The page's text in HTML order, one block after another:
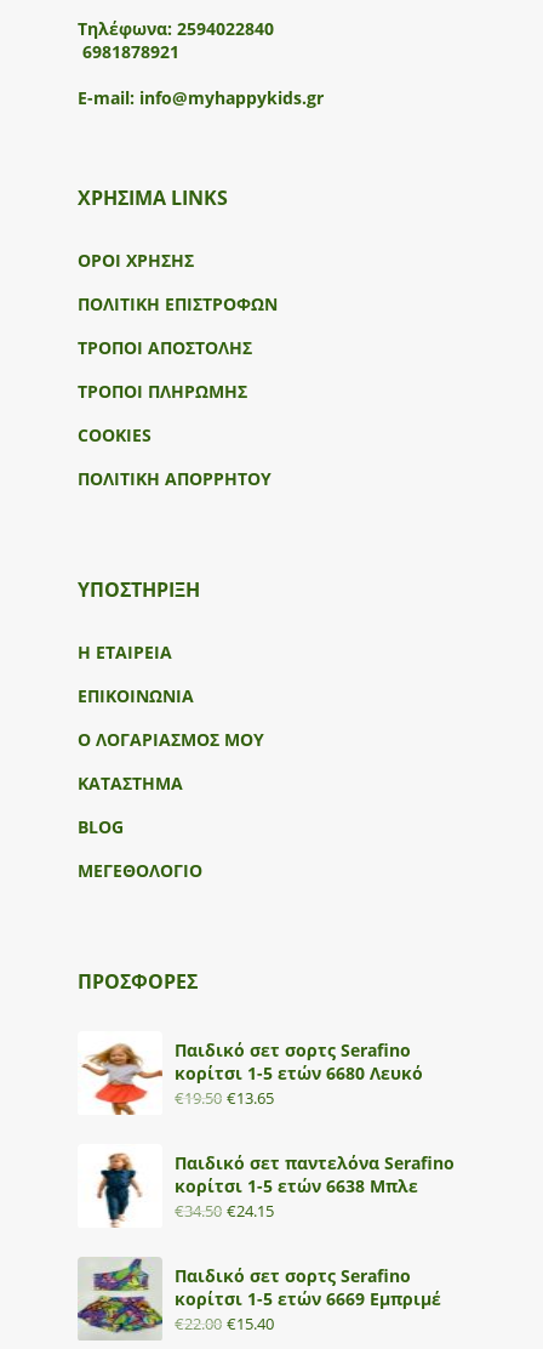
Τηλέφωνα: 2594022840
6981878921
E-mail: info@myhappykids.gr
ΧΡΗΣΙΜΑ LINKS
ΟΡΟΙ ΧΡΗΣΗΣ
ΠΟΛΙΤΙΚΗ ΕΠΙΣΤΡΟΦΩΝ
ΤΡΟΠΟΙ ΑΠΟΣΤΟΛΗΣ
ΤΡΟΠΟΙ ΠΛΗΡΩΜΗΣ
COOKIES
ΠΟΛΙΤΙΚΗ ΑΠΟΡΡΗΤΟΥ
ΥΠΟΣΤΉΡΙΞΗ
Η ΕΤΑΙΡΕΙΑ
ΕΠΙΚΟΙΝΩΝΙΑ
Ο ΛΟΓΑΡΙΑΣΜΟΣ ΜΟΥ
ΚΑΤΑΣΤΗΜΑ
BLOG
ΜΕΓΕΘΟΛΟΓΙΟ
ΠΡΟΣΦΟΡΕΣ
Παιδικό σετ σορτς Serafino
κορίτσι 1-5 ετών 6680 Λευκό
€19.50 €13.65
Παιδικό σετ παντελόνα Serafino
κορίτσι 1-5 ετών 6638 Μπλε
€34.50 €24.15
Παιδικό σετ σορτς Serafino
κορίτσι 1-5 ετών 6669 Εμπριμέ
€22.00 €15.40